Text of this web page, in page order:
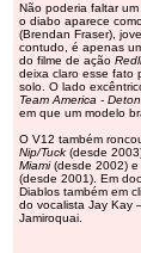
Não poderia faltar um
o diabo aparece
(Brendan Fraser),
contudo, é apenas
do filme de ação
deixa claro esse fato
solo. O lado
Team America -
em que um modelo
O V12 também
Nip/Tuck (desde
Miami(desde 2002) e
(desde 2001). Em
Diablos também em
do vocalista Jay Kay
Jamiroquai.